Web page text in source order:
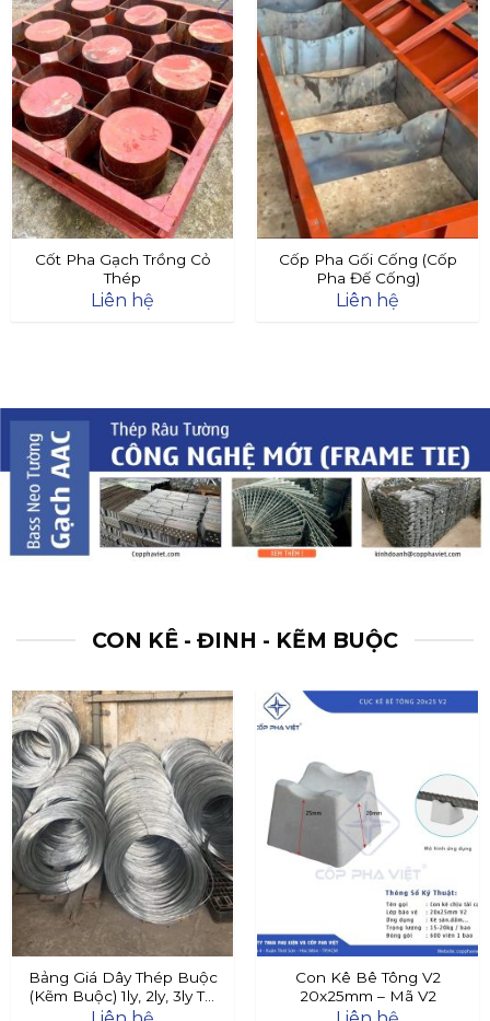
Cốt Pha Gạch Trồng Cỏ
Thép
Liên hệ
Cốp Pha Gối Cống (Cốp
Pha Đế Cống)
Liên hệ
CON KÊ - ĐINH - KẼM BUỘC
Bảng Giá Dây Thép Buộc
(Kẽm Buộc) 1ly, 2ly, 3ly Tại
Đây
Con Kê Bê Tông V2
20x25mm – Mã V2